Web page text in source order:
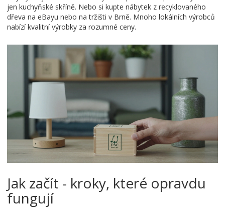
jen kuchyňské skříně. Nebo si kupte nábytek z recyklovaného
dřeva na eBayu nebo na tržišti v Brně. Mnoho lokálních výrobců
nabízí kvalitní výrobky za rozumné ceny.
Jak začít - kroky, které opravdu
fungují